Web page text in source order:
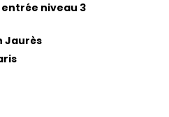
niveau 3
Jaurès